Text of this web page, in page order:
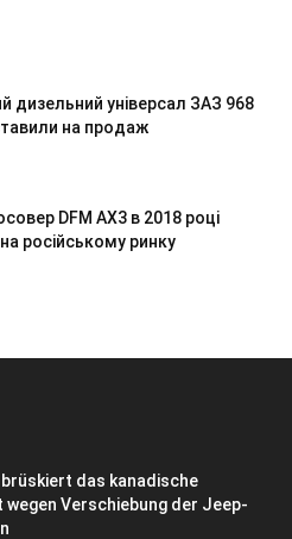
дизельний універсал ЗАЗ 968
на продаж
DFM AX3 в 2018 році
російському ринку
das kanadische
wegen Verschiebung der Jeep-